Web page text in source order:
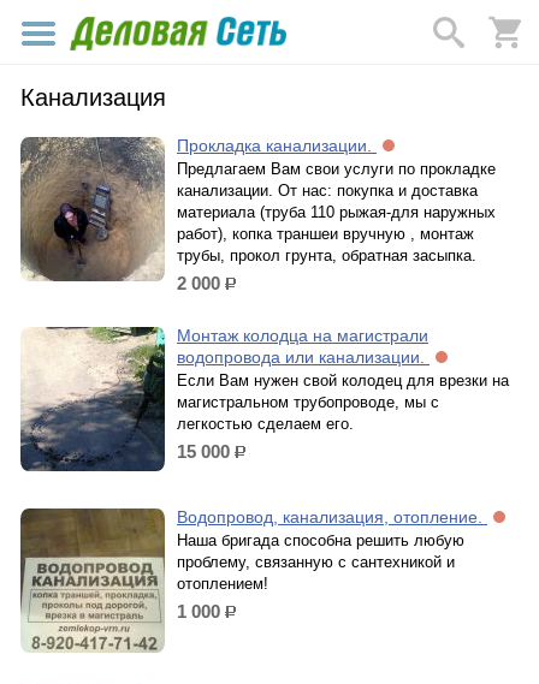
Канализация
Прокладка канализации.
Предлагаем Вам свои услуги по прокладке
канализации. От нас: покупка и доставка
материала (труба 110 рыжая-для наружных
работ), копка траншеи вручную , монтаж
трубы, прокол грунта, обратная засыпка.
2 000 р.
Монтаж колодца на магистрали
водопровода или канализации.
Если Вам нужен свой колодец для врезки на
магистральном трубопроводе, мы с
легкостью сделаем его.
15 000 р.
Водопровод, канализация, отопление.
Наша бригада способна решить любую
проблему, связанную с сантехникой и
отоплением!
1 000 р.